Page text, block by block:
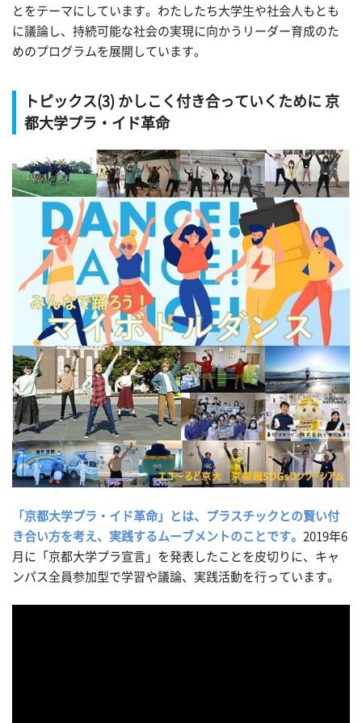
とをテーマにしています。わたしたち大学生や社会人もとも
に議論し、持続可能な社会の実現に向かうリーダー育成のた
めのプログラムを展開しています。
トピックス(3) かしこく付き合っていくために 京
都大学プラ・イド革命
「京都大学プラ・イド革命」とは、プラスチックとの賢い付
き合い方を考え、実践するムーブメントのことです。 2019年6
月に「京都大学プラ宣言」を発表したことを皮切りに、キャ
ンパス全員参加型で学習や議論、実践活動を行っています。